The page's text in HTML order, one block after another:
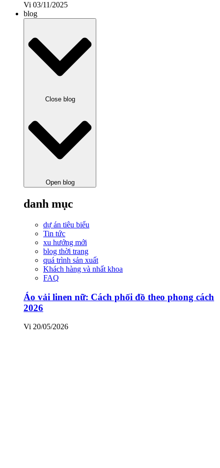
Vi 03/11/2025
blog
Close blog
Open blog
danh mục
dự án tiêu biểu
Tin tức
xu hướng mới
blog thời trang
quá trình sản xuất
Khách hàng và nhất khoa
FAQ
Áo vải linen nữ: Cách phối đồ theo phong cách
2026
Vi 20/05/2026